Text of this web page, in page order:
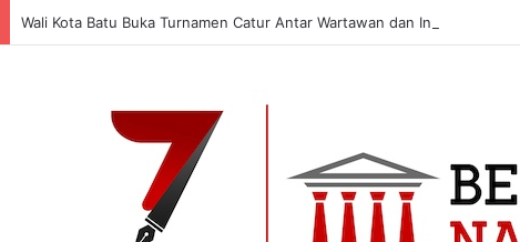
Wali Kota Batu Buka Turnamen Catur Antar Wartawan dan Instansi